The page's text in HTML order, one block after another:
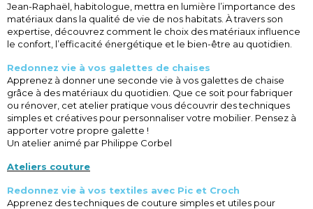
Jean-Raphaël, habitologue, mettra en lumière l’importance des
matériaux dans la qualité de vie de nos habitats. À travers son
expertise, découvrez comment le choix des matériaux influence
le confort, l’efficacité énergétique et le bien-être au quotidien.
Redonnez vie à vos galettes de chaises
Apprenez à donner une seconde vie à vos galettes de chaise
grâce à des matériaux du quotidien. Que ce soit pour fabriquer
ou rénover, cet atelier pratique vous découvrir des techniques
simples et créatives pour personnaliser votre mobilier. Pensez à
apporter votre propre galette !
Un atelier animé par Philippe Corbel
Ateliers couture
Redonnez vie à vos textiles avec Pic et Croch
Apprenez des techniques de couture simples et utiles pour